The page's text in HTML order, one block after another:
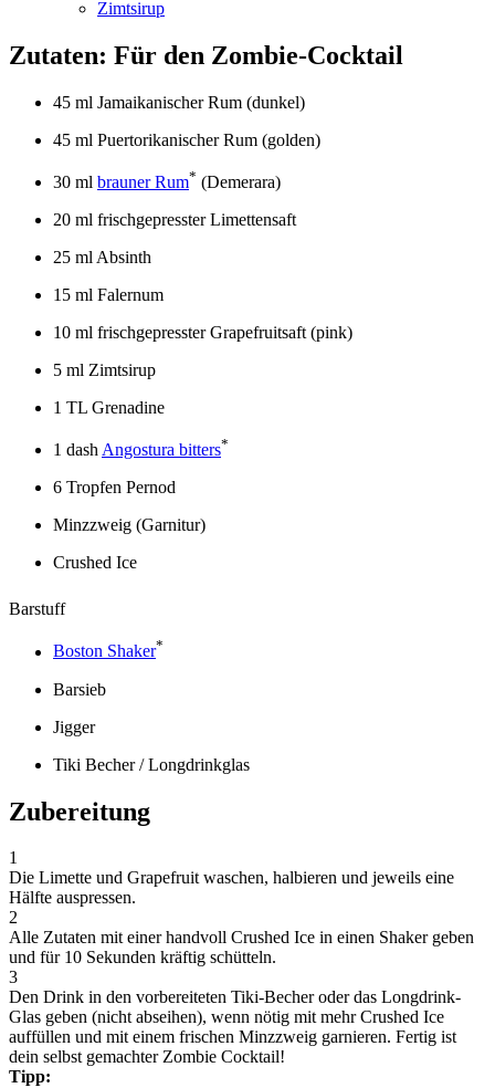
Zimtsirup
Zutaten: Für den Zombie-Cocktail
45 ml Jamaikanischer Rum (dunkel)
45 ml Puertorikanischer Rum (golden)
30 ml brauner Rum* (Demerara)
20 ml frischgepresster Limettensaft
25 ml Absinth
15 ml Falernum
10 ml frischgepresster Grapefruitsaft (pink)
5 ml Zimtsirup
1 TL Grenadine
1 dash Angostura bitters*
6 Tropfen Pernod
Minzzweig (Garnitur)
Crushed Ice
Barstuff
Boston Shaker*
Barsieb
Jigger
Tiki Becher / Longdrinkglas
Zubereitung
1
Die Limette und Grapefruit waschen, halbieren und jeweils eine
Hälfte auspressen.
2
Alle Zutaten mit einer handvoll Crushed Ice in einen Shaker geben
und für 10 Sekunden kräftig schütteln.
3
Den Drink in den vorbereiteten Tiki-Becher oder das Longdrink-
Glas geben (nicht abseihen), wenn nötig mit mehr Crushed Ice
auffüllen und mit einem frischen Minzzweig garnieren. Fertig ist
dein selbst gemachter Zombie Cocktail!
Tipp: